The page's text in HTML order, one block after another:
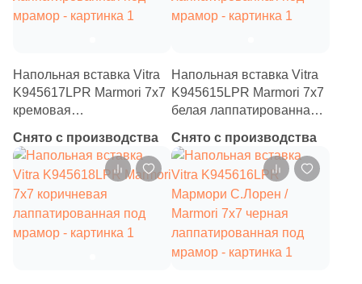
7.4x14.8 (1)
7.2x29.3 (4 )
9.8x9.8 (5)
10.1x11.6 (4)
10x10 (4)
10x30 (1)
10x20 (18)
Напольная вставка Vitra
K945617LPR Marmori 7x7
кремовая
мрамор
Снято с производства
Напольная вставка Vitra
K945615LPR Marmori 7x7
белая лаппатированная
Снято с производства